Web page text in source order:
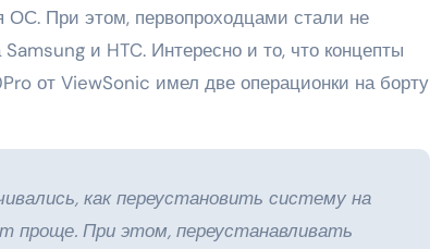
ОС. При этом, первопроходцами стали не
и HTC. Интересно и то, что концепты
от ViewSonic имел две операционки на борту
как переустановить систему на
проще. При этом, переустанавливать